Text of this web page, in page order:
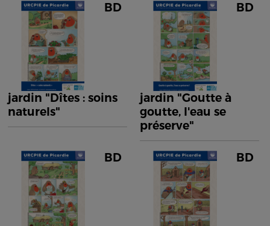
BD
jardin "Dîtes : soins
naturels"
BD
jardin "Goutte à
goutte, l'eau se
préserve"
BD BD